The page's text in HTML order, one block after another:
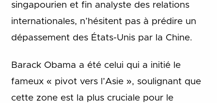
singapourien et fin analyste des relations
internationales, n’hésitent pas à prédire un
dépassement des États-Unis par la Chine.
Barack Obama a été celui qui a initié le
fameux « pivot vers l’Asie », soulignant que
cette zone est la plus cruciale pour le